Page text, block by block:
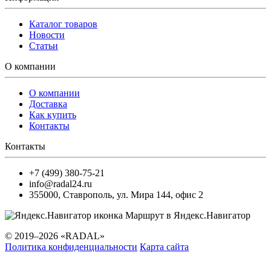
Каталог товаров
Новости
Статьи
О компании
О компании
Доставка
Как купить
Контакты
Контакты
+7 (499) 380-75-21
info@radal24.ru
355000, Ставрополь, ул. Мира 144, офис 2
Маршрут в Яндекс.Навигатор
© 2019–2026 «RADAL»
Политика конфиденциальности Карта сайта